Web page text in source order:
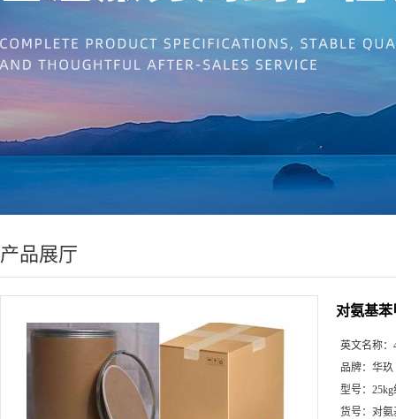
产品展厅
对氨基
英文名称：
品牌： 华玖
型号：
货号： 对氨